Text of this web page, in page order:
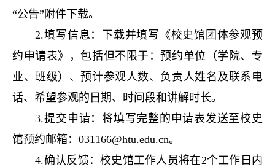
“公告”附件下载。
2.填写信息：下载并填写《校史馆团体参观预
约申请表》，包括但不限于：预约单位（学院、专
业、班级）、预计参观人数、负责人姓名及联系电
话、希望参观的日期、时间段和讲解时长。
3.提交申请：将填写完整的申请表发送至校史
馆预约邮箱： 031166@htu.edu.cn。
4.确认反馈：校史馆工作人员将在2个工作日内